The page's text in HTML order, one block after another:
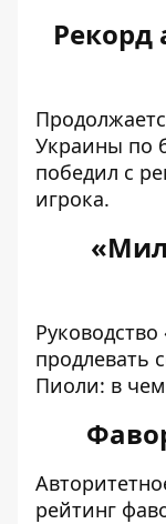
Рекорд
Украины по
победил с
игрока.
Руководство
продлевать
Пиоли: в
рейтинг